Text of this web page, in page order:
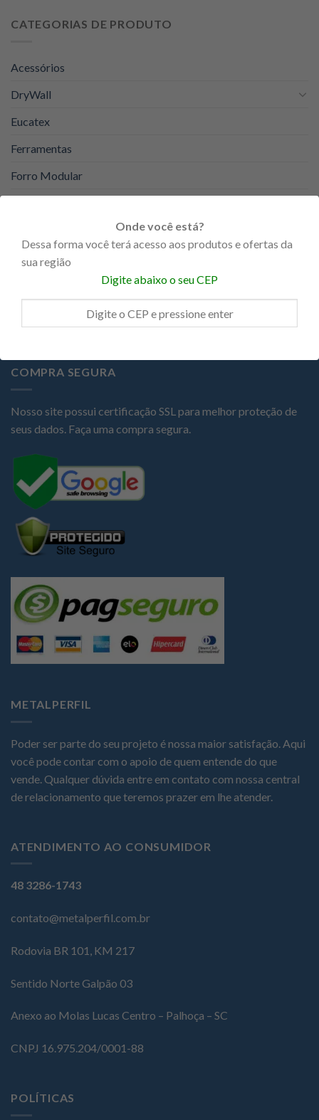
era:
é:
CATEGORIAS DE PRODUTO
Acessórios
DryWall
Eucatex
Ferramentas
Forro Modular
COMPRA SEGURA
Nosso site possui certificação SSL para melhor proteção de
seus dados. Faça uma compra segura.
METALPERFIL
Poder ser parte do seu projeto é nossa maior satisfação. Aqui
você pode contar com o apoio de quem entende do que
vende. Qualquer dúvida entre em contato com nossa central
de relacionamento que teremos prazer em lhe atender.
ATENDIMENTO AO CONSUMIDOR
48 3286-1743
contato@metalperfil.com.br
Rodovia BR 101, KM 217
Sentido Norte Galpão 03
Anexo ao Molas Lucas Centro – Palhoça – SC
CNPJ 16.975.204/0001-88
POLÍTICAS
Onde você está?
Dessa forma você terá acesso aos produtos e ofertas da
sua região
Digite abaixo o seu CEP